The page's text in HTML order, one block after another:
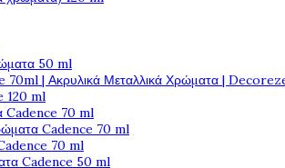
50 ml
70ml | Ακρυλικά Μεταλλικά Χρώματα |
120 ml
Cadence 70 ml
Cadence 70 ml
70 ml
Cadence 50 ml